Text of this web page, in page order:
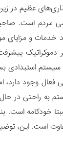
گذاری‌های عظیم
مردم است.
خدمات و مزایای
دموکراتیک
استبدادی
وجود دارد،
به راحتی در
خودکامه
است. این،